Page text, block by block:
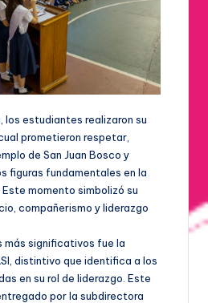
los estudiantes realizaron su
prometieron respetar,
de San Juan Bosco y
figuras fundamentales en la
momento simbolizó su
compañerismo y liderazgo
más significativos fue la
distintivo que identifica a los
en su rol de liderazgo. Este
por la subdirectora